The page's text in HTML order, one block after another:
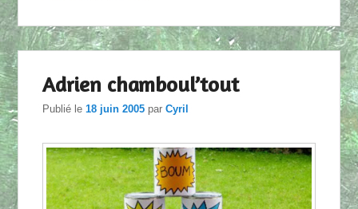
Adrien chamboul’tout
Publié le18 juin 2005 parCyril